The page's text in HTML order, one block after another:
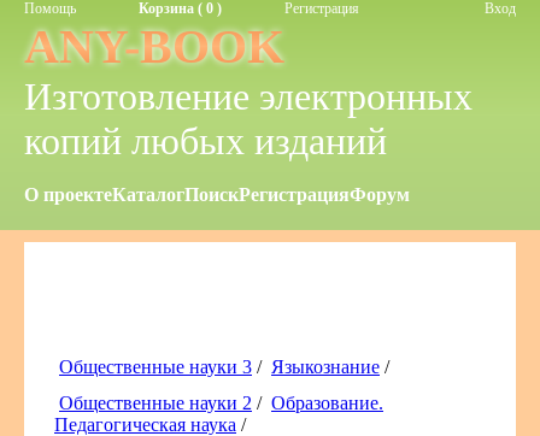
Помощь Корзина ( 0 ) Регистрация Вход
ANY-BOOK
Изготовление электронных
копий любых изданий
О проектеКаталогПоискРегистрацияФорум
Общественные науки 3 / Языкознание /
Общественные науки 2 / Образование.
Педагогическая наука /